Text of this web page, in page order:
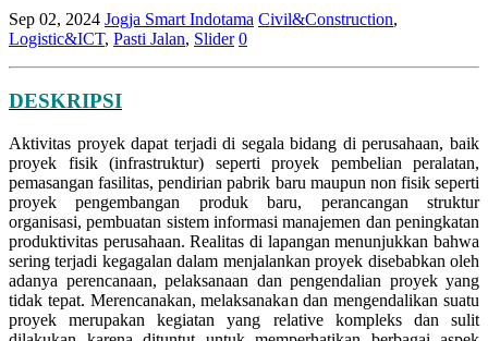
Sep 02, 2024 Jogja Smart Indotama Civil&Construction,
Logistic&ICT, Pasti Jalan, Slider 0
DESKRIPSI
Aktivitas proyek dapat terjadi di segala bidang di perusahaan, baik
proyek fisik (infrastruktur) seperti proyek pembelian peralatan,
pemasangan fasilitas, pendirian pabrik baru maupun non fisik seperti
proyek pengembangan produk baru, perancangan struktur
organisasi, pembuatan sistem informasi manajemen dan peningkatan
produktivitas perusahaan. Realitas di lapangan menunjukkan bahwa
sering terjadi kegagalan dalam menjalankan proyek disebabkan oleh
adanya perencanaan, pelaksanaan dan pengendalian proyek yang
tidak tepat. Merencanakan, melaksanakan dan mengendalikan suatu
proyek merupakan kegiatan yang relative kompleks dan sulit